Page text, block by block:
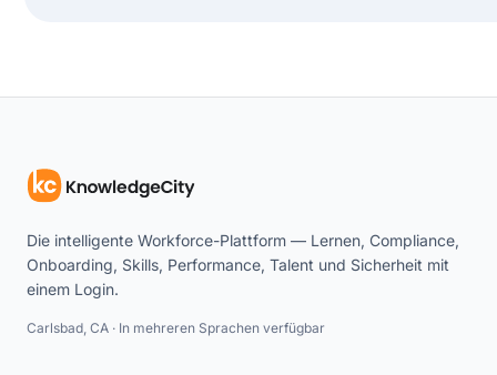
Die intelligente Workforce-Plattform — Lernen, Compliance,
Onboarding, Skills, Performance, Talent und Sicherheit mit
einem Login.
Carlsbad, CA · In mehreren Sprachen verfügbar